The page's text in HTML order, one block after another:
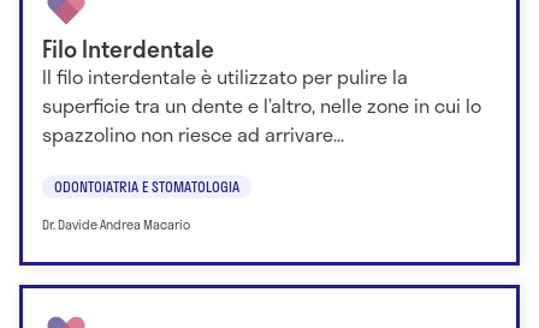
Filo Interdentale
Il filo interdentale è utilizzato per pulire la
superficie tra un dente e l’altro, nelle zone in cui lo
spazzolino non riesce ad arrivare...
ODONTOIATRIA E STOMATOLOGIA
Dr. Davide Andrea Macario